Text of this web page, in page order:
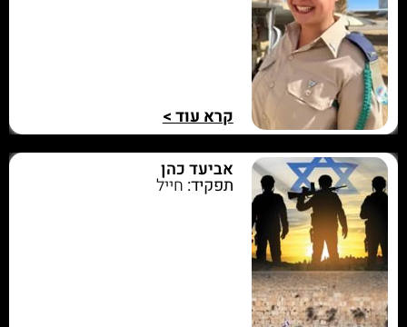
קרא עוד >
אביעד כהן
תפקיד: חייל